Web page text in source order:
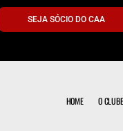
SEJA SÓCIO DO CAA
HOME O CLUBE